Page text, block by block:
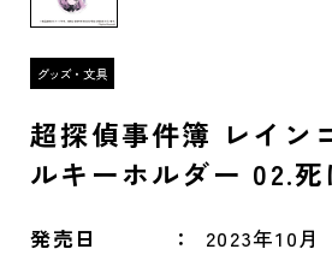
超探偵事件簿 レイン
ルキーホルダー 02.
発売日 2023年10月